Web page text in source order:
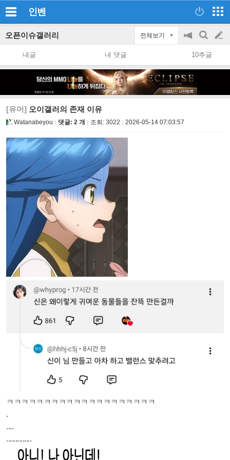
인벤
오픈이슈갤러리 전체보기
공
지
on/off
검
색
글
쓰
내글 내 댓글 10추글
[유머] 오이갤러의 존재 이유
Watanabeyou 댓글: 2 개 조회: 3022 2026-05-14 07:03:57
ㅋㅋㅋㅋㅋㅋㅋㅋㅋㅋㅋㅋㅋㅋㅋㅋㅋㅋㅋㅋ
.
....
..............